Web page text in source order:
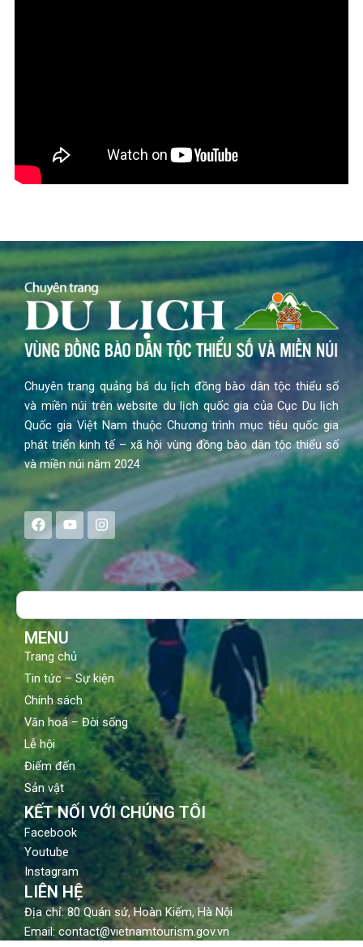
Chuyên trang quảng bá du lịch đồng bào dân tộc thiểu số
và miền núi trên website du lịch quốc gia của Cục Du lịch
Quốc gia Việt Nam thuộc Chương trình mục tiêu quốc gia
phát triển kinh tế – xã hội vùng đồng bào dân tộc thiểu số
và miền núi năm 2024
F
a
c
e
b
o
Y
o
u
t
u
b
I
n
s
a
g
Search
MENU
Trang chủ
Tin tức – Sự kiện
Chính sách
Văn hoá – Đời sống
Lễ hội
Điểm đến
Sản vật
KẾT NỐI VỚI CHÚNG TÔI
Facebook
Youtube
Instagram
LIÊN HỆ
Địa chỉ: 80 Quán sứ, Hoàn Kiếm, Hà Nội
Email: contact@vietnamtourism.gov.vn